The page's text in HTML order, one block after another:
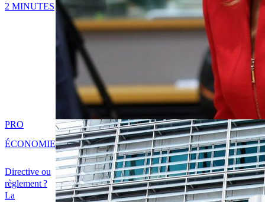
2 MINUTES
Directive ou
règlement ?
La
PRO
ÉCONOMIE